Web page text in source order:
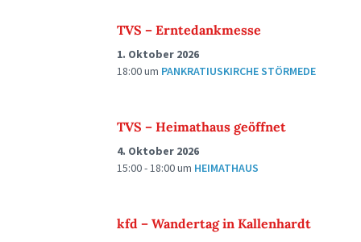
TVS – Erntedankmesse
1. Oktober 2026
18:00um PANKRATIUSKIRCHE STÖRMEDE
TVS – Heimathaus geöffnet
4. Oktober 2026
15:00 - 18:00um HEIMATHAUS
kfd – Wandertag in Kallenhardt